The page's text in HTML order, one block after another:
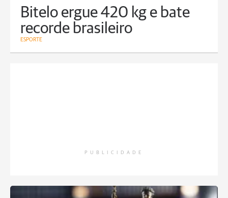
Bitelo ergue 420 kg e bate
recorde brasileiro
ESPORTE
PUBLICIDADE